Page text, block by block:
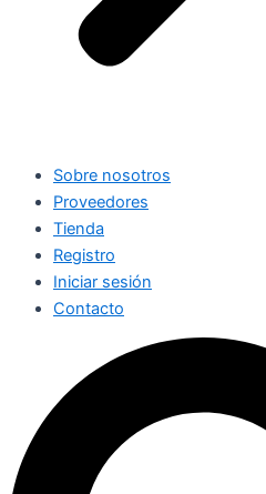
Sobre nosotros
Proveedores
Tienda
Registro
Iniciar sesión
Contacto